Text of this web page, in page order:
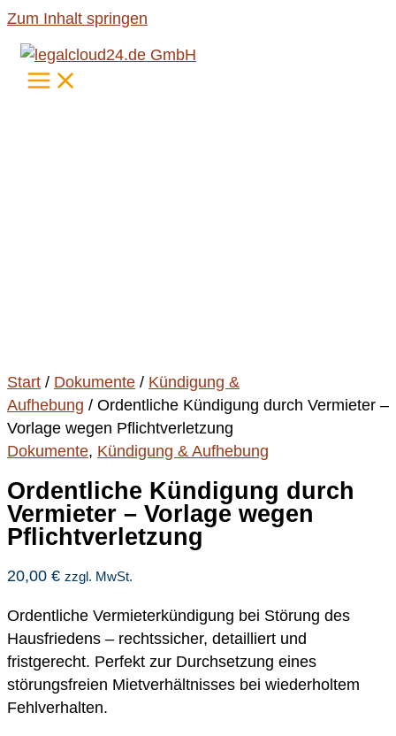
Zum Inhalt springen
Start / Dokumente / Kündigung &
Aufhebung / Ordentliche Kündigung durch Vermieter –
Vorlage wegen Pflichtverletzung
Dokumente, Kündigung & Aufhebung
Ordentliche Kündigung durch
Vermieter – Vorlage wegen
Pflichtverletzung
20,00 € zzgl. MwSt.
Ordentliche Vermieterkündigung bei Störung des
Hausfriedens – rechtssicher, detailliert und
fristgerecht. Perfekt zur Durchsetzung eines
störungsfreien Mietverhältnisses bei wiederholtem
Fehlverhalten.